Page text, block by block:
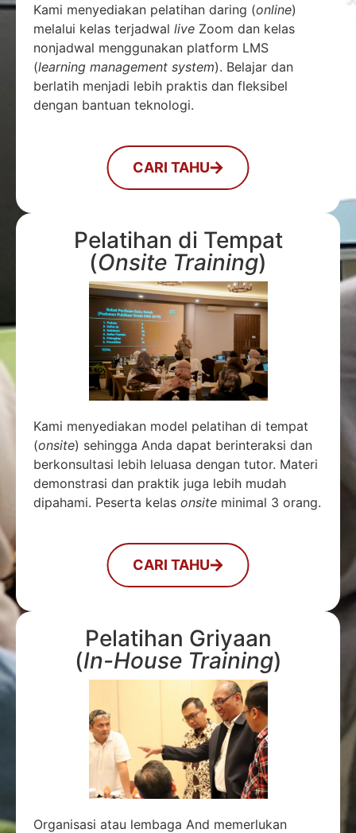
Kami menyediakan pelatihan daring (online)
melalui kelas terjadwal live Zoom dan kelas
nonjadwal menggunakan platform LMS
(learning management system). Belajar dan
berlatih menjadi lebih praktis dan fleksibel
dengan bantuan teknologi.
CARI TAHU
Pelatihan di Tempat
(Onsite Training)
Kami menyediakan model pelatihan di tempat
(onsite) sehingga Anda dapat berinteraksi dan
berkonsultasi lebih leluasa dengan tutor. Materi
demonstrasi dan praktik juga lebih mudah
dipahami. Peserta kelas onsite minimal 3 orang.
CARI TAHU
Pelatihan Griyaan
(In-House Training)
Organisasi atau lembaga And memerlukan